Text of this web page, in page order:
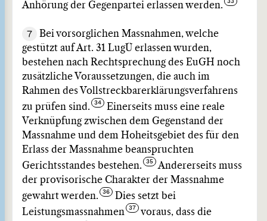
Anhörung der Gegenpartei erlassen werden.
7
Bei vorsorglichen Massnahmen, welche
gestützt auf Art. 31 LugÜ erlassen wurden,
bestehen nach Rechtsprechung des EuGH noch
zusätzliche Voraussetzungen, die auch im
Rahmen des Vollstreckbarerklärungsverfahrens
zu prüfen sind.
Einerseits muss eine reale
Verknüpfung zwischen dem Gegenstand der
Massnahme und dem Hoheitsgebiet des für den
Erlass der Massnahme beanspruchten
Gerichtsstandes bestehen.
Andererseits muss
der provisorische Charakter der Massnahme
gewahrt werden.
Dies setzt bei
Leistungsmassnahmen
voraus, dass die